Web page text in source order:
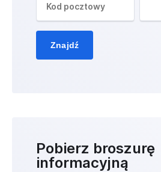
Znajdź
Pobierz broszurę
informacyjną